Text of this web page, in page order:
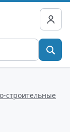
строительные